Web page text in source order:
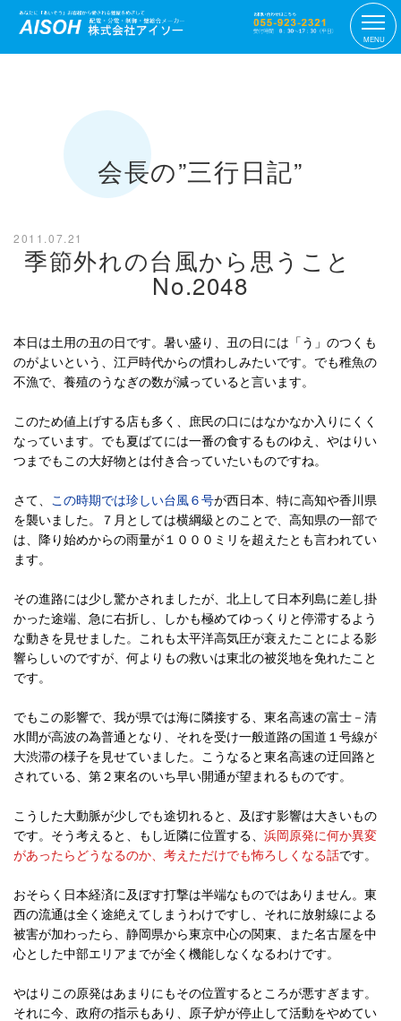
MENU
会長の”三行日記”
2011.07.21
季節外れの台風から思うこと
No.2048
本日は土用の丑の日です。暑い盛り、丑の日には「う」のつくも
のがよいという、江戸時代からの慣わしみたいです。でも稚魚の
不漁で、養殖のうなぎの数が減っていると言います。
このため値上げする店も多く、庶民の口にはなかなか入りにくく
なっています。でも夏ばてには一番の食するものゆえ、やはりい
つまでもこの大好物とは付き合っていたいものですね。
さて、 この時期では珍しい台風６号が西日本、特に高知や香川県
を襲いました。７月としては横綱級とのことで、高知県の一部で
は、降り始めからの雨量が１０００ミリを超えたとも言われてい
ます。
その進路には少し驚かされましたが、北上して日本列島に差し掛
かった途端、急に右折し、しかも極めてゆっくりと停滞するよう
な動きを見せました。これも太平洋高気圧が衰えたことによる影
響らしいのですが、何よりもの救いは東北の被災地を免れたこと
です。
でもこの影響で、我が県では海に隣接する、東名高速の富士－清
水間が高波の為普通となり、それを受け一般道路の国道１号線が
大渋滞の様子を見せていました。こうなると東名高速の迂回路と
されている、第２東名のいち早い開通が望まれるものです。
こうした大動脈が少しでも途切れると、及ぼす影響は大きいもの
です。そう考えると、もし近隣に位置する、 浜岡原発に何か異変
があったらどうなるのか、考えただけでも怖ろしくなる話です。
おそらく日本経済に及ぼす打撃は半端なものではありません。東
西の流通は全く途絶えてしまうわけですし、それに放射線による
被害が加わったら、静岡県から東京中心の関東、また名古屋を中
心とした中部エリアまでが全く機能しなくなるわけです。
やはりこの原発はあまりにもその位置するところが悪すぎます。
それに今、政府の指示もあり、原子炉が停止して活動をやめてい